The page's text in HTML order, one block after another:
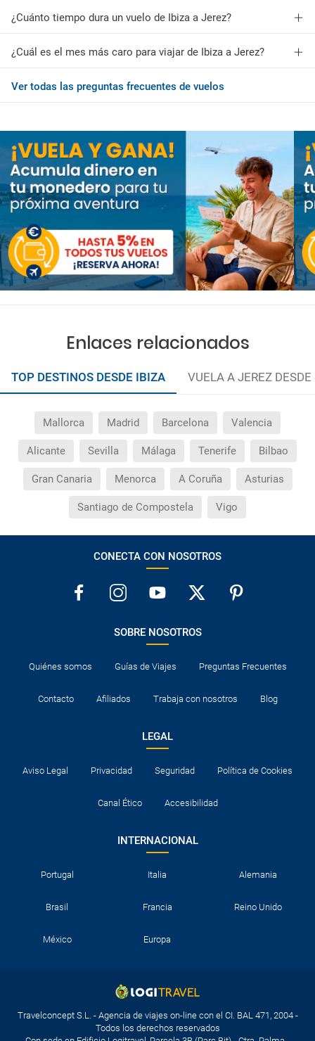
¿Cuánto tiempo dura un vuelo de Ibiza a Jerez?
¿Cuál es el mes más caro para viajar de Ibiza a Jerez?
Ver todas las preguntas frecuentes de vuelos
Enlaces relacionados
TOP DESTINOS DESDE IBIZA VUELA A JEREZ
Mallorca Madrid Barcelona Valencia
Alicante Sevilla Málaga Tenerife Bilbao
Gran Canaria Menorca A Coruña Asturias
Santiago de Compostela Vigo
CONECTA CON NOSOTROS
SOBRE NOSOTROS
Quiénes somos Guías de Viajes Preguntas Frecuentes
Contacto Afiliados Trabaja con nosotros Blog
LEGAL
Aviso Legal Privacidad Seguridad Política de Cookies
Canal Ético Accesibilidad
INTERNACIONAL
Portugal Italia Alemania
Brasil Francia Reino Unido
México Europa
Travelconcept S.L. - Agencia de viajes on-line con el CI. BAL 471, 2004 -
Todos los derechos reservados